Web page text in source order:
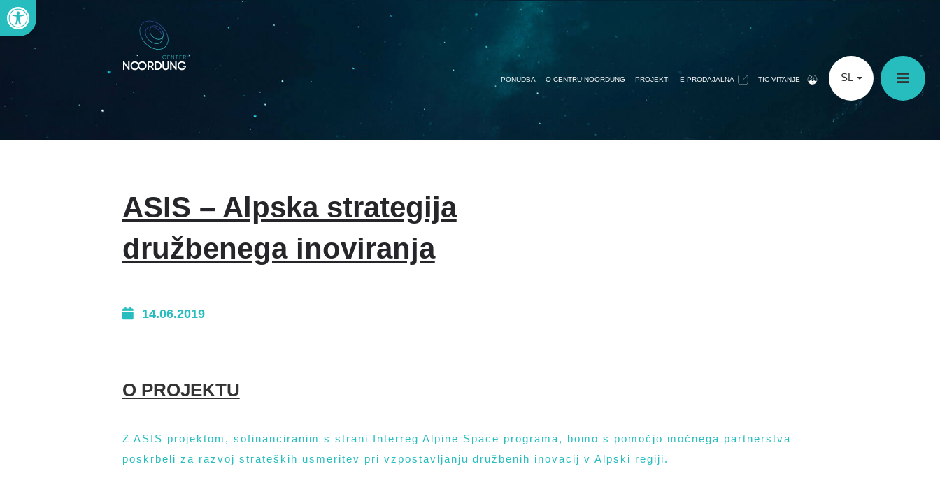
Open toolbar
SL
PONUDBA O CENTRU NOORDUNG PROJEKTI E-PRODAJALNA TIC VITANJE
ASIS – Alpska strategija
družbenega inoviranja
14.06.2019
O PROJEKTU
Z ASIS projektom, sofinanciranim s strani Interreg Alpine Space programa, bomo s pomočjo močnega partnerstva
poskrbeli za razvoj strateških usmeritev pri vzpostavljanju družbenih inovacij v Alpski regiji.